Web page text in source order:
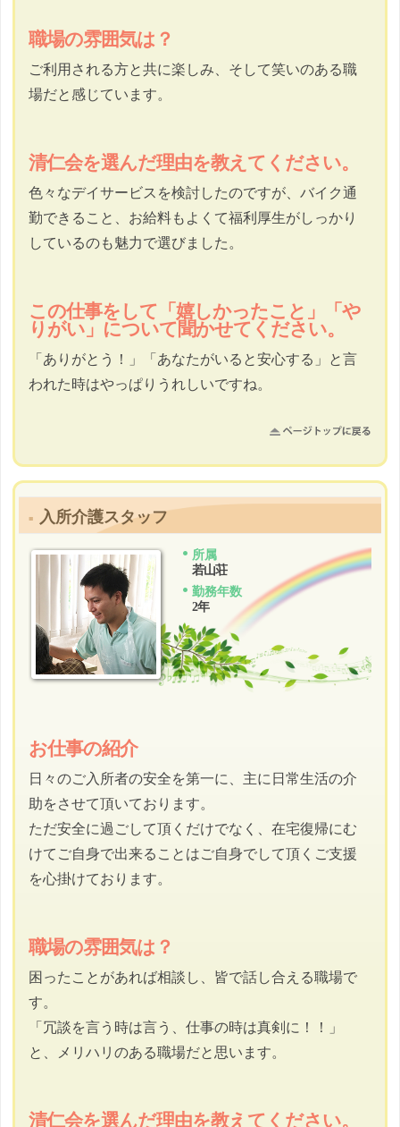
職場の雰囲気は？
ご利用される方と共に楽しみ、そして笑いのある職
場だと感じています。
清仁会を選んだ理由を教えてください。
色々なデイサービスを検討したのですが、バイク通
勤できること、お給料もよくて福利厚生がしっかり
しているのも魅力で選びました。
この仕事をして「嬉しかったこと」「や
りがい」について聞かせてください。
「ありがとう！」「あなたがいると安心する」と言
われた時はやっぱりうれしいですね。
入所介護スタッフ
所属
若山荘
勤務年数
2年
お仕事の紹介
日々のご入所者の安全を第一に、主に日常生活の介
助をさせて頂いております。
ただ安全に過ごして頂くだけでなく、在宅復帰にむ
けてご自身で出来ることはご自身でして頂くご支援
を心掛けております。
職場の雰囲気は？
困ったことがあれば相談し、皆で話し合える職場で
す。
「冗談を言う時は言う、仕事の時は真剣に！！」
と、メリハリのある職場だと思います。
清仁会を選んだ理由を教えてください。